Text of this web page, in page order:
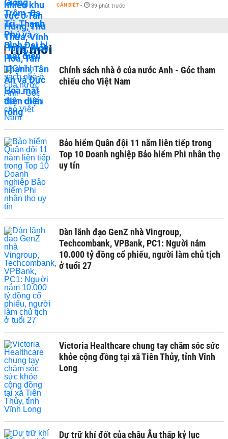
CẦN BIẾT - 39 phút trước
Tin mới
Chính sách nhà ở của nước Anh - Góc tham
chiếu cho Việt Nam
Bảo hiểm Quân đội 11 năm liên tiếp trong
Top 10 Doanh nghiệp Bảo hiểm Phi nhân thọ
uy tín
Dàn lãnh đạo GenZ nhà Vingroup,
Techcombank, VPBank, PC1: Người nắm
10.000 tỷ đồng cổ phiếu, người làm chủ tịch
ở tuổi 27
Victoria Healthcare chung tay chăm sóc sức
khỏe cộng đồng tại xã Tiên Thủy, tỉnh Vĩnh
Long
Dự trữ khí đốt của châu Âu thấp kỷ lục